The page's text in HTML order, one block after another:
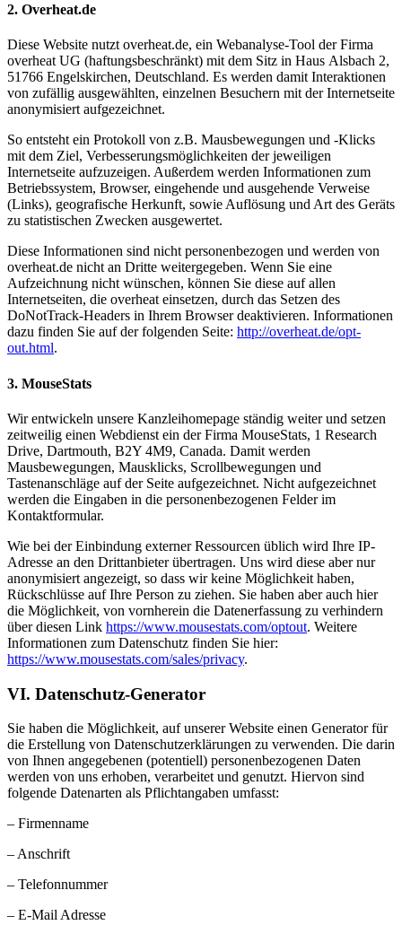
2. Overheat.de
Diese Website nutzt overheat.de, ein Webanalyse-Tool der Firma
overheat UG (haftungsbeschränkt) mit dem Sitz in Haus Alsbach 2,
51766 Engelskirchen, Deutschland. Es werden damit Interaktionen
von zufällig ausgewählten, einzelnen Besuchern mit der Internetseite
anonymisiert aufgezeichnet.
So entsteht ein Protokoll von z.B. Mausbewegungen und -Klicks
mit dem Ziel, Verbesserungsmöglichkeiten der jeweiligen
Internetseite aufzuzeigen. Außerdem werden Informationen zum
Betriebssystem, Browser, eingehende und ausgehende Verweise
(Links), geografische Herkunft, sowie Auflösung und Art des Geräts
zu statistischen Zwecken ausgewertet.
Diese Informationen sind nicht personenbezogen und werden von
overheat.de nicht an Dritte weitergegeben. Wenn Sie eine
Aufzeichnung nicht wünschen, können Sie diese auf allen
Internetseiten, die overheat einsetzen, durch das Setzen des
DoNotTrack-Headers in Ihrem Browser deaktivieren. Informationen
dazu finden Sie auf der folgenden Seite: http://overheat.de/opt-
out.html.
3. MouseStats
Wir entwickeln unsere Kanzleihomepage ständig weiter und setzen
zeitweilig einen Webdienst ein der Firma MouseStats, 1 Research
Drive, Dartmouth, B2Y 4M9, Canada. Damit werden
Mausbewegungen, Mausklicks, Scrollbewegungen und
Tastenanschläge auf der Seite aufgezeichnet. Nicht aufgezeichnet
werden die Eingaben in die personenbezogenen Felder im
Kontaktformular.
Wie bei der Einbindung externer Ressourcen üblich wird Ihre IP-
Adresse an den Drittanbieter übertragen. Uns wird diese aber nur
anonymisiert angezeigt, so dass wir keine Möglichkeit haben,
Rückschlüsse auf Ihre Person zu ziehen. Sie haben aber auch hier
die Möglichkeit, von vornherein die Datenerfassung zu verhindern
über diesen Link https://www.mousestats.com/optout. Weitere
Informationen zum Datenschutz finden Sie hier:
https://www.mousestats.com/sales/privacy.
VI. Datenschutz-Generator
Sie haben die Möglichkeit, auf unserer Website einen Generator für
die Erstellung von Datenschutzerklärungen zu verwenden. Die darin
von Ihnen angegebenen (potentiell) personenbezogenen Daten
werden von uns erhoben, verarbeitet und genutzt. Hiervon sind
folgende Datenarten als Pflichtangaben umfasst:
– Firmenname
– Anschrift
– Telefonnummer
– E-Mail Adresse